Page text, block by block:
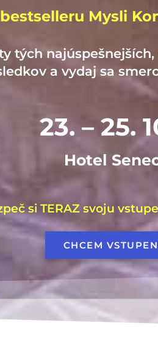
Mysli
tých
a vydaj sa
23. – 25.
Hotel
si TERAZ svoju
CHCEM